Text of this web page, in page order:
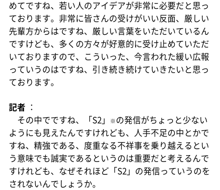
めてですね、若い人のアイデアが非常に必要だと思っ
ております。非常に皆さんの受けがいい反面、厳しい
先輩方からはですね、厳しい言葉をいただいているん
ですけども、多くの方々が好意的に受け止めていただ
いておりますので、こういった、今言われた緩い広報
っていうのはですね、引き続き続けていきたいと思っ
ております。
記者 ：
その中でですね、「S2」
※の発信がちょっと少ない
ようにも見えたんですけれども、人手不足の中とかで
すね、精強である、度重なる不祥事を乗り越えるとい
う意味でも誠実であるというのは重要だと考えるんで
すけれども、なぜそれほど「S2」の発信っていうのを
されないんでしょうか。